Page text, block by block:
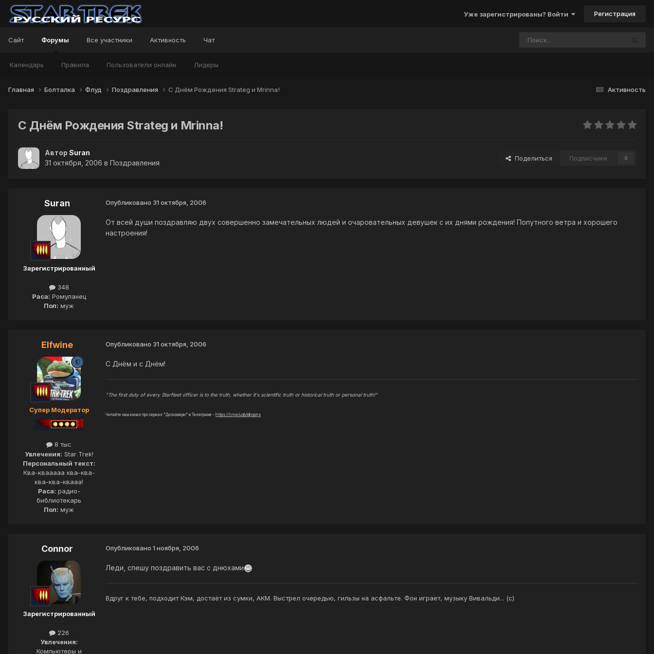
Уже зарегистрированы? Войти Регистрация
Сайт Форумы
Календарь Правила Пользователи онлайн Лидеры
Все участники Активность Чат
Активность
Главная Болталка Флуд Поздравления С Днём Рождения Strateg и Mrinna!
С Днём Рождения Strateg и Mrinna!
Автор Suran
31 октября, 2006 в Поздравления
Поделиться Подписчики 0
Suran
Зарегистрированный
348
Раса: Ромуланец
Пол: муж
Опубликовано 31 октября, 2006
От всей души поздравляю двух совершенно замечательных людей и очаровательных девушек с их днями рождения! Попутного ветра и хорошего
настроения!
Elfwine
Супер Модератор
8 тыс
Увлечения: Star Trek!
Персональный текст:
Ква-квааааа ква-ква-
ква-ква-квааа!
Раса: радио-
библиотекарь
Пол: муж
Опубликовано 31 октября, 2006
С Днём и с Днём!
"The first duty of every Starfleet officer is to the truth, whether it's scientific truth or historical truth or personal truth!"
Читайте наш канал про сериал "Дискавери" в Телеграме - https://t.me/uglyklingons
Connor
Зарегистрированный
226
Увлечения:
Компьютеры и
Опубликовано 1 ноября, 2006
Леди, спешу поздравить вас с днюхами
Вдруг к тебе, подходит Кэм, достаёт из сумки, АКМ. Выстрел очередью, гильзы на асфальте. Фон играет, музыку Вивальди... (с)